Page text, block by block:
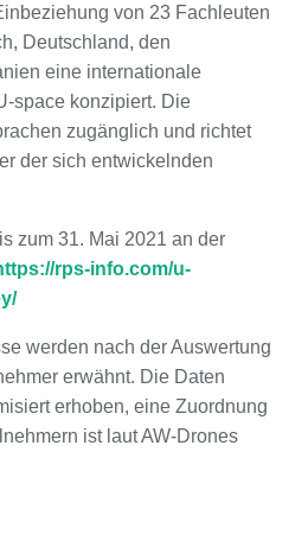
von 23 Fachleuten
Deutschland, den
eine internationale
space konzipiert. Die
zugänglich und richtet
der sich entwickelnden
zum 31. Mai 2021 an der
rps-info.com/u-
werden nach der Auswertung
erwähnt. Die Daten
erhoben, eine Zuordnung
ist laut AW-Drones